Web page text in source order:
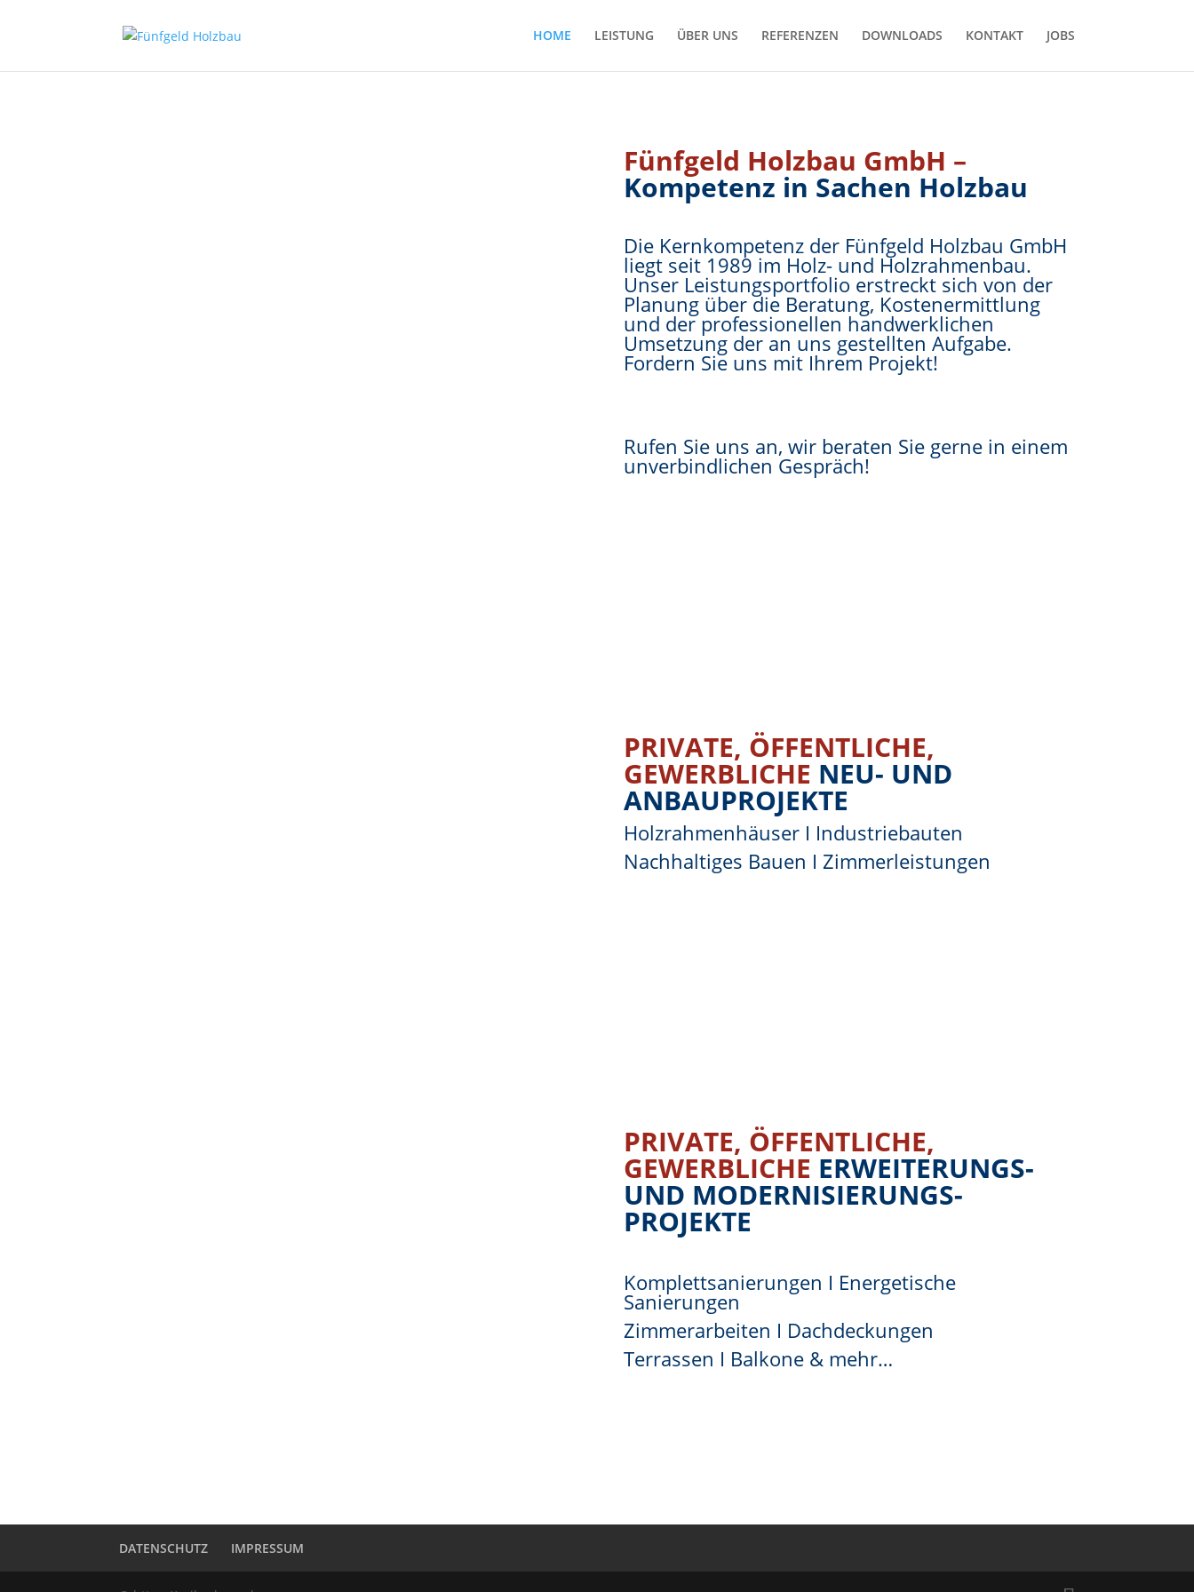
HOME LEISTUNG ÜBER UNS REFERENZEN DOWNLOADS KONTAKT JOBS
Fünfgeld Holzbau GmbH –
Kompetenz in Sachen Holzbau
Die Kernkompetenz der Fünfgeld Holzbau GmbH
liegt seit 1989 im Holz- und Holzrahmenbau.
Unser Leistungsportfolio erstreckt sich von der
Planung über die Beratung, Kostenermittlung
und der professionellen handwerklichen
Umsetzung der an uns gestellten Aufgabe.
Fordern Sie uns mit Ihrem Projekt!
Rufen Sie uns an, wir beraten Sie gerne in einem
unverbindlichen Gespräch!
PRIVATE, ÖFFENTLICHE,
GEWERBLICHE NEU- UND
ANBAUPROJEKTE
Holzrahmenhäuser I Industriebauten
Nachhaltiges Bauen I Zimmerleistungen
PRIVATE, ÖFFENTLICHE,
GEWERBLICHE ERWEITERUNGS-
UND MODERNISIERUNGS-
PROJEKTE
Komplettsanierungen I Energetische
Sanierungen
Zimmerarbeiten I Dachdeckungen
Terrassen I Balkone & mehr…
DATENSCHUTZ IMPRESSUM